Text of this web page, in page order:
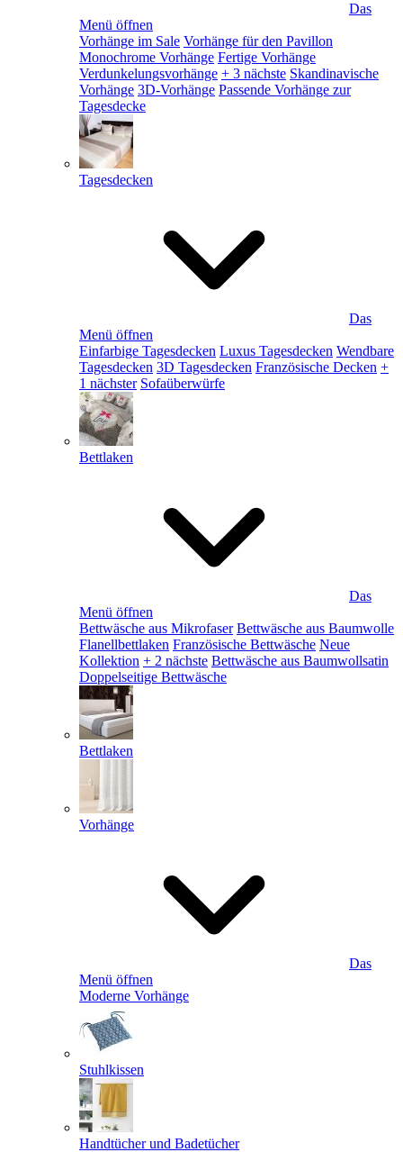
Das
Menü öffnen
Vorhänge im Sale Vorhänge für den Pavillon
Monochrome Vorhänge Fertige Vorhänge
Verdunkelungsvorhänge + 3 nächste Skandinavische
Vorhänge 3D-Vorhänge Passende Vorhänge zur
Tagesdecke
Tagesdecken
Das
Menü öffnen
Einfarbige Tagesdecken Luxus Tagesdecken Wendbare
Tagesdecken 3D Tagesdecken Französische Decken +
1 nächster Sofaüberwürfe
Bettlaken
Das
Menü öffnen
Bettwäsche aus Mikrofaser Bettwäsche aus Baumwolle
Flanellbettlaken Französische Bettwäsche Neue
Kollektion + 2 nächste Bettwäsche aus Baumwollsatin
Doppelseitige Bettwäsche
Bettlaken
Vorhänge
Das
Menü öffnen
Moderne Vorhänge
Stuhlkissen
Handtücher und Badetücher